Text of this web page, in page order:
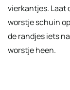
vierkantjes. Laat
worstje schuin
de randjes iets
worstje heen.